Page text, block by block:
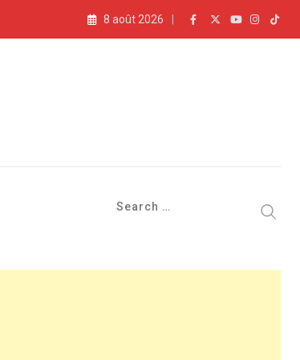
8 août 2026